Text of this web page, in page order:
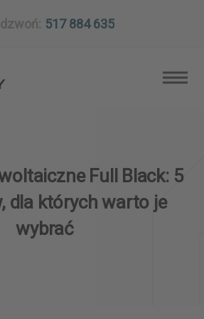
517 884 635
Full Black: 5
dla których warto je
wybrać